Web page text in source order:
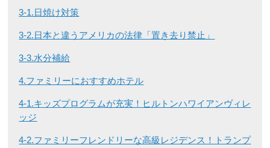
3-1.日焼け対策
3-2.日本と違うアメリカの法律「置き去り禁止」
3-3.水分補給
4.ファミリーにおすすめホテル
4-1.キッズプログラムが充実！ヒルトンハワイアンヴィレ
ッジ
4-2.ファミリーフレンドリーな高級レジデンス！トランプ